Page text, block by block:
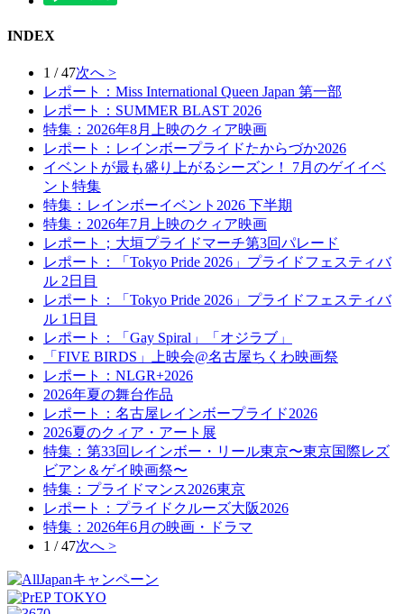
INDEX
1 / 47次へ >
レポート：Miss International Queen Japan 第一部
レポート：SUMMER BLAST 2026
特集：2026年8月上映のクィア映画
レポート：レインボープライドたからづか2026
イベントが最も盛り上がるシーズン！ 7月のゲイイベ
ント特集
特集：レインボーイベント2026 下半期
特集：2026年7月上映のクィア映画
レポート；大垣プライドマーチ第3回パレード
レポート：「Tokyo Pride 2026」プライドフェスティバ
ル 2日目
レポート：「Tokyo Pride 2026」プライドフェスティバ
ル 1日目
レポート：「Gay Spiral」「オジラブ」
「FIVE BIRDS」上映会@名古屋ちくわ映画祭
レポート：NLGR+2026
2026年夏の舞台作品
レポート：名古屋レインボープライド2026
2026夏のクィア・アート展
特集：第33回レインボー・リール東京〜東京国際レズ
ビアン＆ゲイ映画祭〜
特集：プライドマンス2026東京
レポート：プライドクルーズ大阪2026
特集：2026年6月の映画・ドラマ
1 / 47次へ >